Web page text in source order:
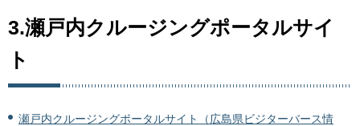
3.瀬戸内クルージングポータルサイ
ト
瀬戸内クルージングポータルサイト（広島県ビジターバース情